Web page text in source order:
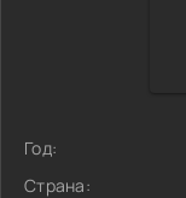
Год:
Страна: